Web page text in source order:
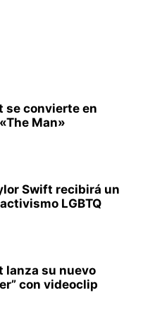
se convierte en
Man»
Swift recibirá un
LGBTQ
lanza su nuevo
con videoclip